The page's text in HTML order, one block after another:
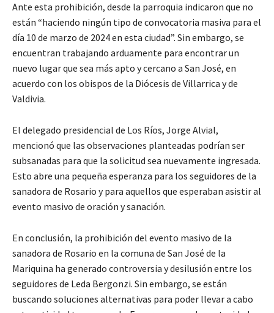
Ante esta prohibición, desde la parroquia indicaron que no
están “haciendo ningún tipo de convocatoria masiva para el
día 10 de marzo de 2024 en esta ciudad”. Sin embargo, se
encuentran trabajando arduamente para encontrar un
nuevo lugar que sea más apto y cercano a San José, en
acuerdo con los obispos de la Diócesis de Villarrica y de
Valdivia.
El delegado presidencial de Los Ríos, Jorge Alvial,
mencionó que las observaciones planteadas podrían ser
subsanadas para que la solicitud sea nuevamente ingresada.
Esto abre una pequeña esperanza para los seguidores de la
sanadora de Rosario y para aquellos que esperaban asistir al
evento masivo de oración y sanación.
En conclusión, la prohibición del evento masivo de la
sanadora de Rosario en la comuna de San José de la
Mariquina ha generado controversia y desilusión entre los
seguidores de Leda Bergonzi. Sin embargo, se están
buscando soluciones alternativas para poder llevar a cabo